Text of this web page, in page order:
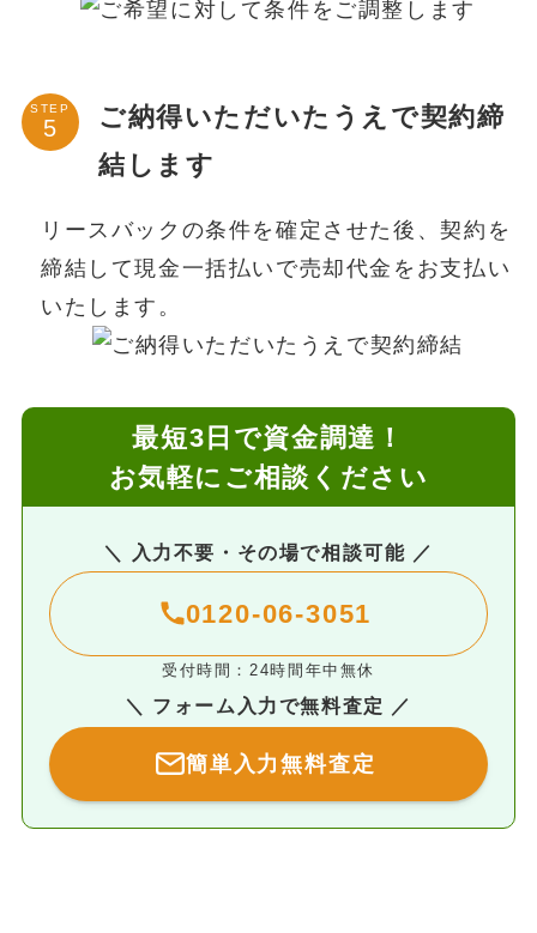
STEP
ご納得いただいたうえで契約締
結します
リースバックの条件を確定させた後、契約を
締結して現金一括払いで売却代金をお支払い
いたします。
最短3日で資金調達！
お気軽にご相談ください
＼ 入力不要・その場で相談可能 ／
0120-06-3051
受付時間：24時間年中無休
＼ フォーム入力で無料査定 ／
簡単入力無料査定